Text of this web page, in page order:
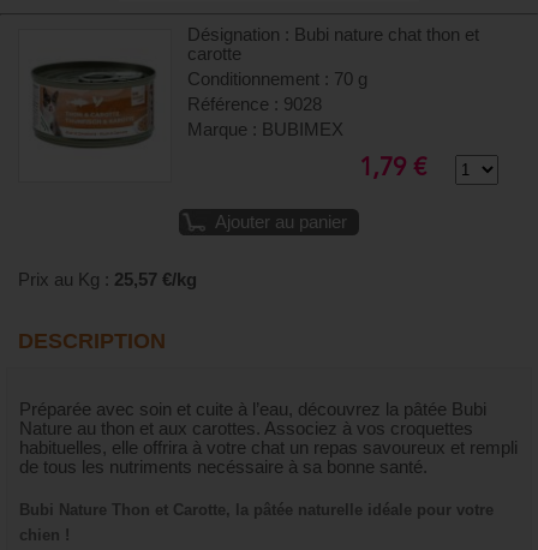
Désignation : Bubi nature chat thon et
carotte
Conditionnement : 70 g
Référence : 9028
Marque : BUBIMEX
1,79 €
Ajouter au panier
Prix au Kg : 25,57 €/kg
DESCRIPTION
Préparée avec soin et cuite à l’eau, découvrez la pâtée Bubi
Nature au thon et aux carottes. Associez à vos croquettes
habituelles, elle offrira à votre chat un repas savoureux et rempli
de tous les nutriments necéssaire à sa bonne santé.
Bubi Nature Thon et Carotte, la pâtée naturelle idéale pour votre
chien !